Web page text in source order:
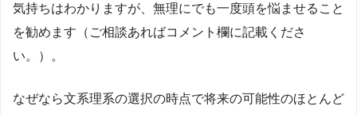
気持ちはわかりますが、無理にでも一度頭を悩ませること
を勧めます（ご相談あればコメント欄に記載くださ
い。）。
なぜなら文系理系の選択の時点で将来の可能性のほとんど